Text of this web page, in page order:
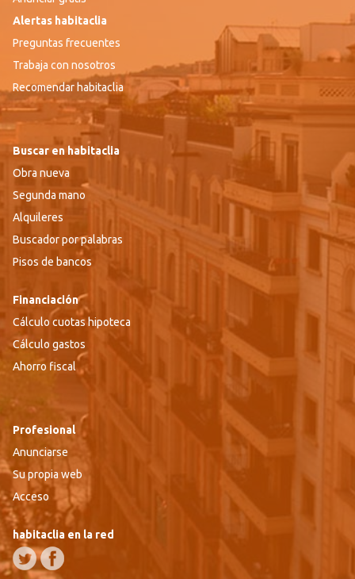
Alertas habitaclia
Preguntas frecuentes
Trabaja con nosotros
Recomendar habitaclia
Buscar en habitaclia
Obra nueva
Segunda mano
Alquileres
Buscador por palabras
Pisos de bancos
Financiación
Cálculo cuotas hipoteca
Cálculo gastos
Ahorro fiscal
Profesional
Anunciarse
Su propia web
Acceso
habitaclia en la red